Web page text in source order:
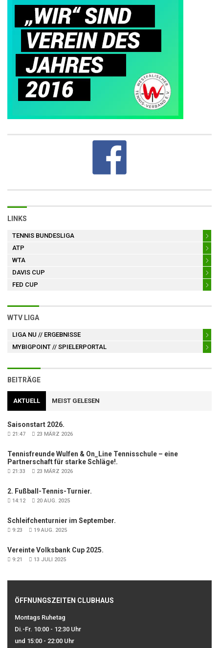
LINKS
TENNIS BUNDESLIGA
ATP
WTA
DAVIS CUP
FED CUP
WTV LIGA
LIGA NU // ERGEBNISSE
MYBIGPOINT // SPIELERPORTAL
BEITRÄGE
AKTUELL MEIST GELESEN
Saisonstart 2026.
21:47 23 MÄRZ 2026
Tennisfreunde Wulfen & On_Line Tennisschule – eine
Partnerschaft für starke Schläge!.
21:33 23 MÄRZ 2026
2. Fußball-Tennis-Turnier.
14:12 20 AUG. 2025
Schleifchenturnier im September.
9:23 19 AUG. 2025
Vereinte Volksbank Cup 2025.
9:21 13 JULI 2025
ÖFFNUNGSZEITEN CLUBHAUS
Montags Ruhetag
Di.-Fr. 10:00 - 12:30 Uhr
und 15:00 - 22:00 Uhr